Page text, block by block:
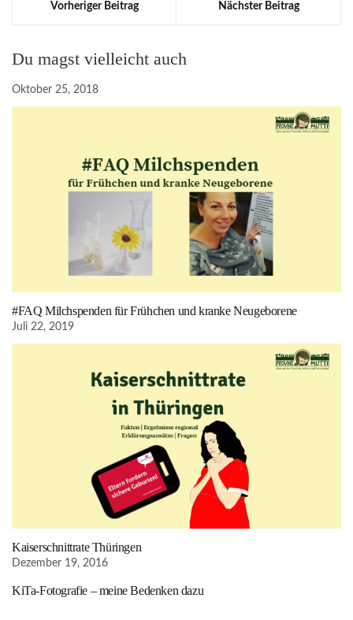
Vorheriger Beitrag Nächster Beitrag
Du magst vielleicht auch
Oktober 25, 2018
#FAQ Milchspenden für Frühchen und kranke Neugeborene
Juli 22, 2019
Kaiserschnittrate Thüringen
Dezember 19, 2016
KiTa-Fotografie – meine Bedenken dazu